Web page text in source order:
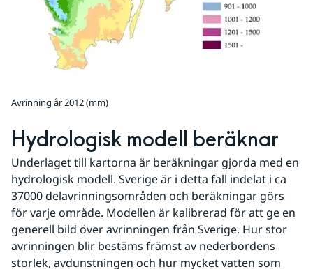
Avrinning år 2012 (mm)
Hydrologisk modell beräknar
Underlaget till kartorna är beräkningar gjorda med en
hydrologisk modell. Sverige är i detta fall indelat i ca
37000 delavrinningsområden och beräkningar görs
för varje område. Modellen är kalibrerad för att ge en
generell bild över avrinningen från Sverige. Hur stor
avrinningen blir bestäms främst av nederbördens
storlek, avdunstningen och hur mycket vatten som